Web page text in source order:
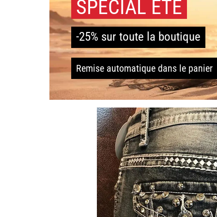
SPÉCIAL ÉTÉ
-25% sur toute la boutique
Remise automatique dans le panier